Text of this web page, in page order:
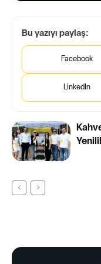
Bu yazıyı paylaş:
Facebook
LinkedIn